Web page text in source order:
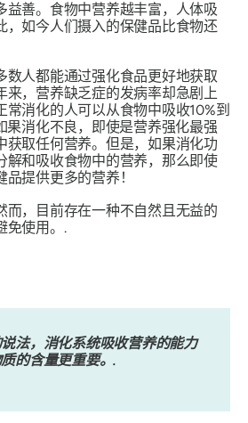
益善。食物中营养越丰富，人体吸
，如今人们摄入的保健品比食物还
数人都能通过强化食品更好地获取
来，营养缺乏症的发病率却急剧上
消化的人可以从食物中吸收10%到
果消化不良，即使是营养强化最强
获取任何营养。但是，如果消化功
解和吸收食物中的营养，那么即使
提供更多的营养！
而，目前存在一种不自然且无益的
免使用。.
法，消化系统吸收营养的能力
的含量更重要。.